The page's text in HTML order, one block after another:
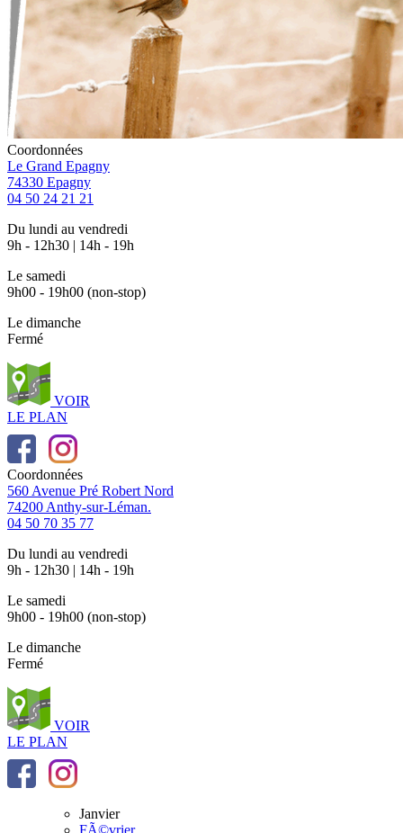
Coordonnées
Le Grand Epagny
74330 Epagny
04 50 24 21 21
Du lundi au vendredi
9h - 12h30 | 14h - 19h
Le samedi
9h00 - 19h00 (non-stop)
Le dimanche
Fermé
VOIR
LE PLAN
Coordonnées
560 Avenue Pré Robert Nord
74200 Anthy-sur-Léman.
04 50 70 35 77
Du lundi au vendredi
9h - 12h30 | 14h - 19h
Le samedi
9h00 - 19h00 (non-stop)
Le dimanche
Fermé
VOIR
LE PLAN
Janvier
FÃ©vrier